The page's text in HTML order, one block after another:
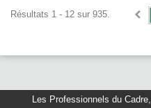
Résultats 1 - 12 sur 935.
Les Professionnels du Cadre,